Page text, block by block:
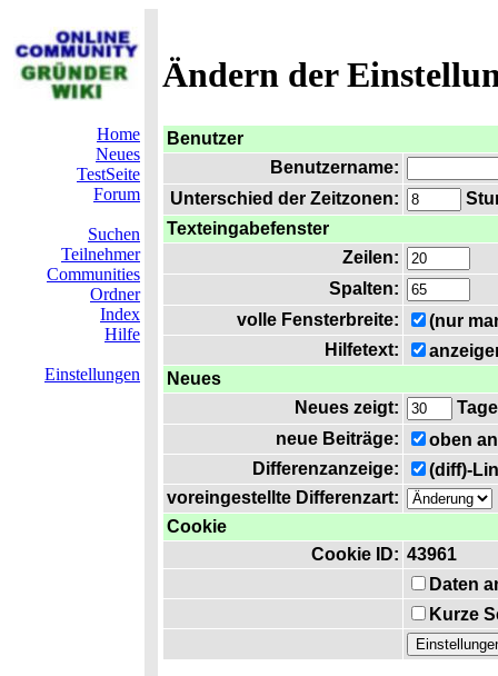
Ändern der
Home
Neues
TestSeite
Forum
Suchen
Teilnehmer
Communities
Ordner
Index
Hilfe
Einstellungen
Benutzer
Benutzername:
Unterschied der Zeitzonen:
Texteingabefenster
Zeilen:
Spalten:
volle Fensterbreite:
(nur
Hilfetext:
Neues
Neues zeigt:
Tage
neue Beiträge:
oben
Differenzanzeige:
(diff)-
voreingestellte Differenzart:
Cookie
Cookie ID: 43961
Daten
Kurze